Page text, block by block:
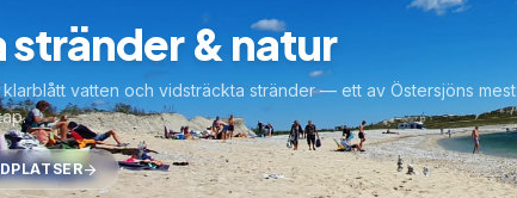
stränder & natur
vatten och vidsträckta stränder — ett av Östersjöns mest
arrow_forward